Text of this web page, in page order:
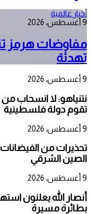
أخبار عالمية
9 أغسطس، 2026
مفاوضات هرمز
تهدئة
9 أغسطس، 2026
نتنياهو: لا انسحاب
تقوم دولة فلسطينية
9 أغسطس، 2026
تحذيرات من
الصين الشرقي
9 أغسطس، 2026
أنصار الله يعلنون
بطائرة مسيرة